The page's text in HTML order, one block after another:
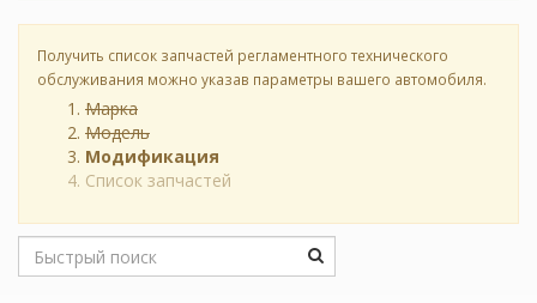
Получить список запчастей регламентного технического
обслуживания можно указав параметры вашего автомобиля.
Марка
Модель
Модификация
Список запчастей